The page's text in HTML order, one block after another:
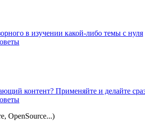
в изучении какой-либо темы с нуля
контент? Применяйте и делайте
OpenSource...)